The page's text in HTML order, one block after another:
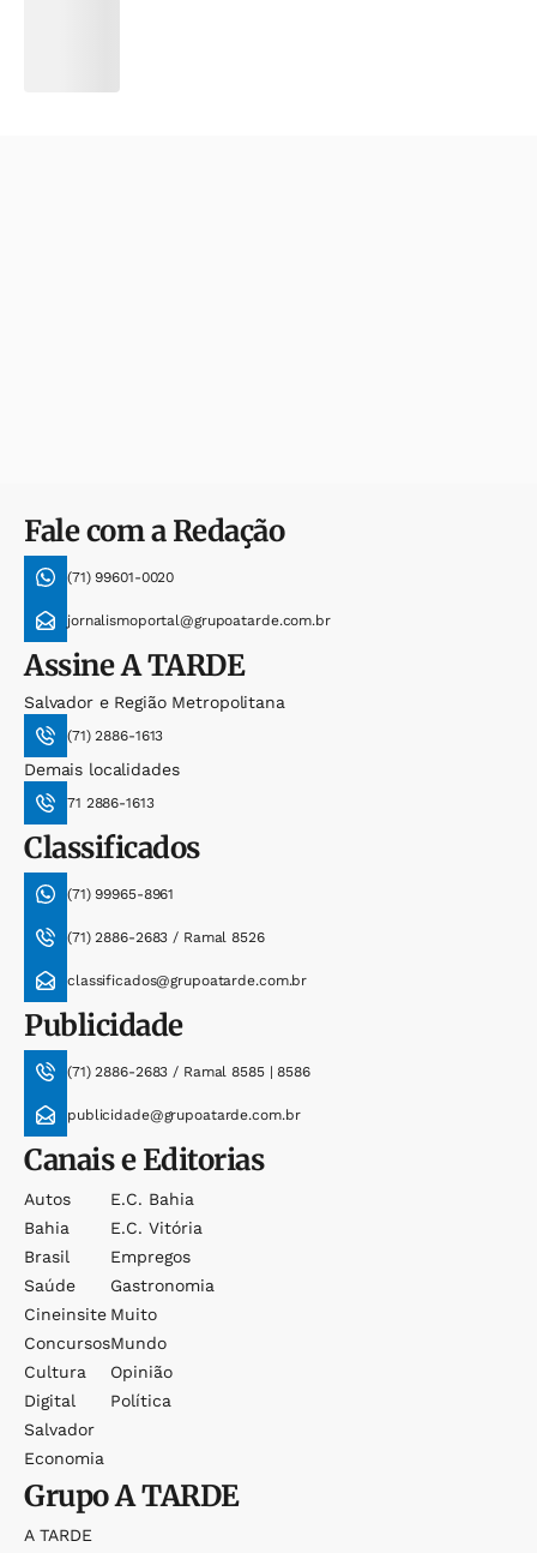
Fale com a Redação
(71) 99601-0020
jornalismoportal@grupoatarde.com.br
AssineA TARDE
Salvador e Região Metropolitana
(71) 2886-1613
Demais localidades
71 2886-1613
Classificados
(71) 99965-8961
(71) 2886-2683 / Ramal 8526
classificados@grupoatarde.com.br
Publicidade
(71) 2886-2683 / Ramal 8585 | 8586
publicidade@grupoatarde.com.br
Canais e Editorias
Autos
Bahia
Brasil
Saúde
Cineinsite
Concursos
Cultura
Digital
Salvador
Economia
E.c. Bahia
E.c. Vitória
Empregos
Gastronomia
Muito
Mundo
Opinião
Política
GrupoA TARDE
A TARDE